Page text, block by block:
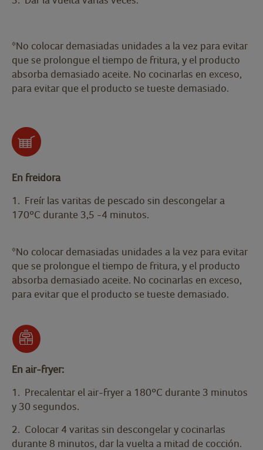
*No colocar demasiadas unidades a la vez para evitar
que se prolongue el tiempo de fritura, y el producto
absorba demasiado aceite. No cocinarlas en exceso,
para evitar que el producto se tueste demasiado.
En freidora
1. Freír las varitas de pescado sin descongelar a
170ºC durante 3,5 -4 minutos.
*No colocar demasiadas unidades a la vez para evitar
que se prolongue el tiempo de fritura, y el producto
absorba demasiado aceite. No cocinarlas en exceso,
para evitar que el producto se tueste demasiado.
En air-fryer:
1. Precalentar el air-fryer a 180ºC durante 3 minutos
y 30 segundos.
2. Colocar 4 varitas sin descongelar y cocinarlas
durante 8 minutos, dar la vuelta a mitad de cocción.